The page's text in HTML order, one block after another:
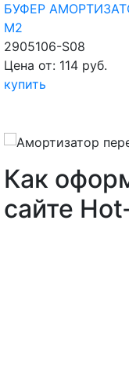
БУФЕР
M2
2905106-S08
Цена от: 114 руб.
купить
Как
сайте